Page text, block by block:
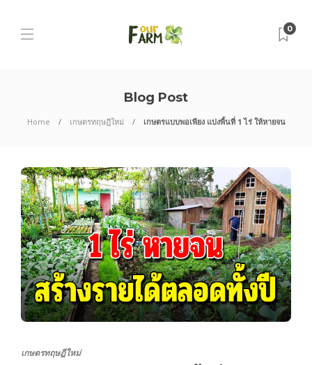
0
Blog Post
Home เกษตรทฤษฎีใหม่ เกษตรแบบพอเพียง แบ่งพื้นที่ 1 ไร่ ให้หายจน
เกษตรทฤษฎีใหม่